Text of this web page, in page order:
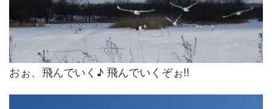
おぉ、飛んでいく♪ 飛んでいくぞぉ!!